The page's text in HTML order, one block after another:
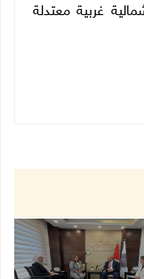
غربية معتدلة